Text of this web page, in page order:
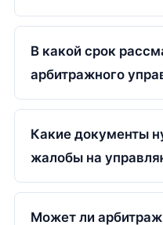
В какой срок
арбитражного
Какие документы
жалобы на
Может ли